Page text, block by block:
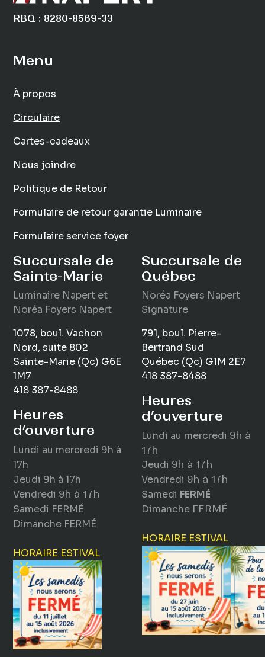
RBQ : 8280-8569-33
Menu
À propos
Circulaire
Cartes-cadeaux
Nous joindre
Politique de Retour
Formulaire de retour garantie Luminaire
Formulaire service foyer
Succursale de
Sainte-Marie
Luminaire Napert et
Noréa Foyers Napert
1078, boul. Vachon
Nord, suite 802
Sainte-Marie (Qc) G6E
1M7
418 387-8488
Heures
d’ouverture
Lundi au mercredi 9h à
17h
Jeudi 9h à 17h
Vendredi 9h à 17h
Samedi FERMÉ
Dimanche FERMÉ
HORAIRE ESTIVAL
Succursale de
Québec
Noréa Foyers Napert
Signature
791, boul. Pierre-
Bertrand Sud
Québec (Qc) G1M 2E7
418 387-8488
Heures
d’ouverture
Lundi au mercredi 9h à
17h
Jeudi 9h à 17h
Vendredi 9h à 17h
Samedi FERMÉ
Dimanche FERMÉ
HORAIRE ESTIVAL